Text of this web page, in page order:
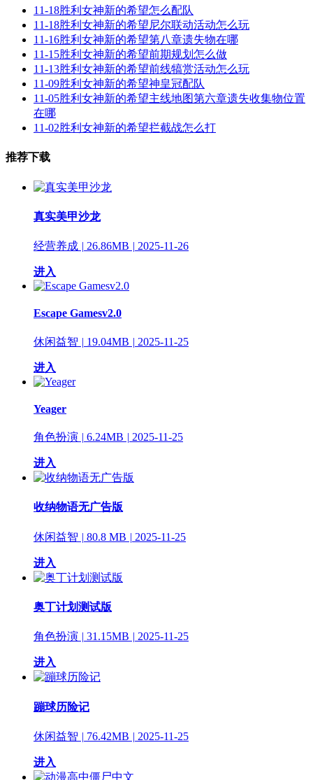
11-18胜利女神新的希望怎么配队
11-18胜利女神新的希望尼尔联动活动怎么玩
11-16胜利女神新的希望第八章遗失物在哪
11-15胜利女神新的希望前期规划怎么做
11-13胜利女神新的希望前线犒赏活动怎么玩
11-09胜利女神新的希望神皇冠配队
11-05胜利女神新的希望主线地图第六章遗失收集物位置
在哪
11-02胜利女神新的希望拦截战怎么打
推荐下载
真实美甲沙龙
经营养成 | 26.86MB | 2025-11-26
进入
Escape Gamesv2.0
休闲益智 | 19.04MB | 2025-11-25
进入
Yeager
角色扮演 | 6.24MB | 2025-11-25
进入
收纳物语无广告版
休闲益智 | 80.8 MB | 2025-11-25
进入
奥丁计划测试版
角色扮演 | 31.15MB | 2025-11-25
进入
蹦球历险记
休闲益智 | 76.42MB | 2025-11-25
进入